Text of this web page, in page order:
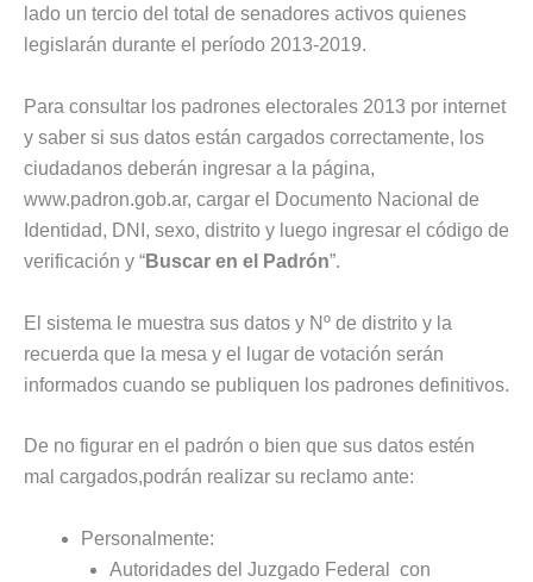
lado un tercio del total de senadores activos quienes
legislarán durante el período 2013-2019.
Para consultar los padrones electorales 2013 por internet
y saber si sus datos están cargados correctamente, los
ciudadanos deberán ingresar a la página,
www.padron.gob.ar, cargar el Documento Nacional de
Identidad, DNI, sexo, distrito y luego ingresar el código de
verificación y “Buscar en el Padrón”.
El sistema le muestra sus datos y Nº de distrito y la
recuerda que la mesa y el lugar de votación serán
informados cuando se publiquen los padrones definitivos.
De no figurar en el padrón o bien que sus datos estén
mal cargados,podrán realizar su reclamo ante:
Personalmente:
Autoridades del Juzgado Federal con